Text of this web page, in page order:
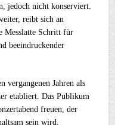
jedoch nicht konserviert.
reibt sich an
Messlatte Schritt für
beeindruckender
vergangenen Jahren als
etabliert. Das Publikum
freuen, der
sein wird.